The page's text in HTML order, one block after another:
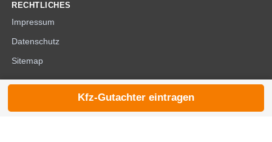
RECHTLICHES
Impressum
Datenschutz
Sitemap
© 2026 die-kfzgutachter.de
Kfz-Gutachter eintragen